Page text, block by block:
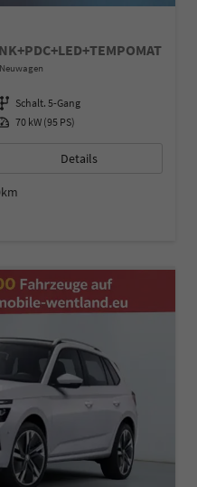
Neuwagen
Getriebe Schalt. 5-Gang
Leistung 70 kW (95 PS)
Details